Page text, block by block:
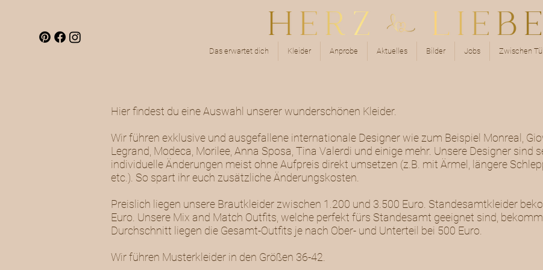
Das erwartet dich Kleider Anprobe Aktuelles Bilder Jobs Zwischen
Hier findest du eine Auswahl unserer wunderschönen Kleider.
Wir führen exklusive und ausgefallene internationale Designer wie zum Beispiel Monreal,
Legrand, Modeca, Morilee, Anna Sposa, Tina Valerdi und einige mehr. Unsere Designer sind
individuelle Änderungen meist ohne Aufpreis direkt umsetzen (z.B. mit Ärmel, längere
etc.). So spart ihr euch zusätzliche Änderungskosten.
Preislich liegen unsere Brautkleider zwischen 1.200 und 3.500 Euro. Standesamtkleider
Euro. Unsere Mix and Match Outfits, welche perfekt fürs Standesamt geeignet sind,
Durchschnitt liegen die Gesamt-Outfits je nach Ober- und Unterteil bei 500 Euro.
Wir führen Musterkleider in den Größen 36-42.